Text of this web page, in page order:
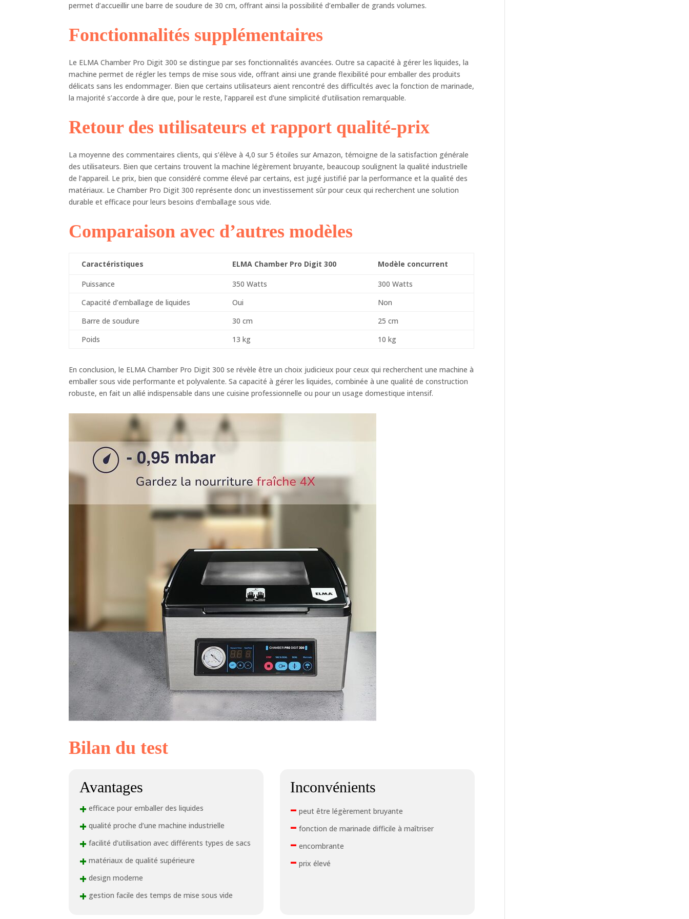
résoudre tout problème/question concernant la machine d'emballage
service client 100% personnalisé via le canal que vous préférez
(téléphone, e-mail...). À propos d'Elma: De 1924 à nos jours, nous
avons préservé les traditions de nos générations, adaptant nos
produits à la technologie d'aujourd'hui. Grâce à nos efforts, Elma a
été reconnue grâce à la qualité et au service que nous offrons depuis
toutes ces années.
permet d’accueillir une barre de soudure de 30 cm, offrant ainsi la possibilité d’emballer de grands volumes.
Fonctionnalités supplémentaires
Le ELMA Chamber Pro Digit 300 se distingue par ses fonctionnalités avancées. Outre sa capacité à gérer les liquides, la
machine permet de régler les temps de mise sous vide, offrant ainsi une grande flexibilité pour emballer des produits
délicats sans les endommager. Bien que certains utilisateurs aient rencontré des difficultés avec la fonction de marinade,
la majorité s’accorde à dire que, pour le reste, l’appareil est d’une simplicité d’utilisation remarquable.
Retour des utilisateurs et rapport qualité-prix
La moyenne des commentaires clients, qui s’élève à 4,0 sur 5 étoiles sur Amazon, témoigne de la satisfaction générale
des utilisateurs. Bien que certains trouvent la machine légèrement bruyante, beaucoup soulignent la qualité industrielle
de l’appareil. Le prix, bien que considéré comme élevé par certains, est jugé justifié par la performance et la qualité des
matériaux. Le Chamber Pro Digit 300 représente donc un investissement sûr pour ceux qui recherchent une solution
durable et efficace pour leurs besoins d’emballage sous vide.
Comparaison avec d’autres modèles
Caractéristiques ELMA Chamber Pro Digit 300 Modèle concurrent
Puissance 350 Watts
300 Watts
Capacité d’emballage de liquides
Oui
Non
Barre de soudure
30 cm
25 cm
Poids
13 kg 10 kg
En conclusion, le ELMA Chamber Pro Digit 300 se révèle être un choix judicieux pour ceux qui recherchent une machine à
emballer sous vide performante et polyvalente. Sa capacité à gérer les liquides, combinée à une qualité de construction
robuste, en fait un allié indispensable dans une cuisine professionnelle ou pour un usage domestique intensif.
Bilan du test
Avantages
+ efficace pour emballer des liquides
+ qualité proche d’une machine industrielle
+ facilité d’utilisation avec différents types de sacs
+ matériaux de qualité supérieure
+ design moderne
+ gestion facile des temps de mise sous vide
Inconvénients
– peut être légèrement bruyante
– fonction de marinade difficile à maîtriser
– encombrante
– prix élevé